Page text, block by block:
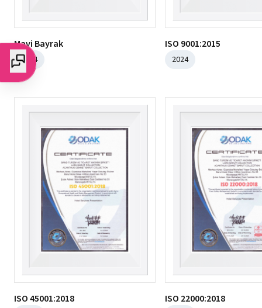
Mavi Bayrak
2024
ISO 9001:2015
2024
ISO 45001:2018 ISO 22000:2018